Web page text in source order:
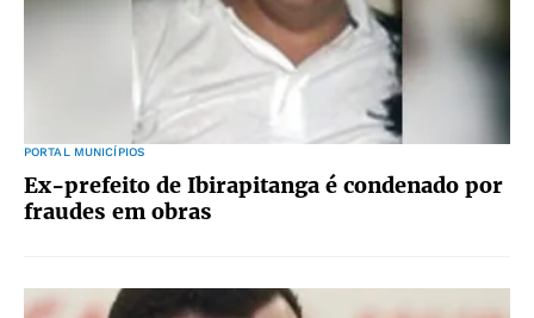
PORTAL MUNICÍPIOS
Ex-prefeito de Ibirapitanga é condenado por
fraudes em obras